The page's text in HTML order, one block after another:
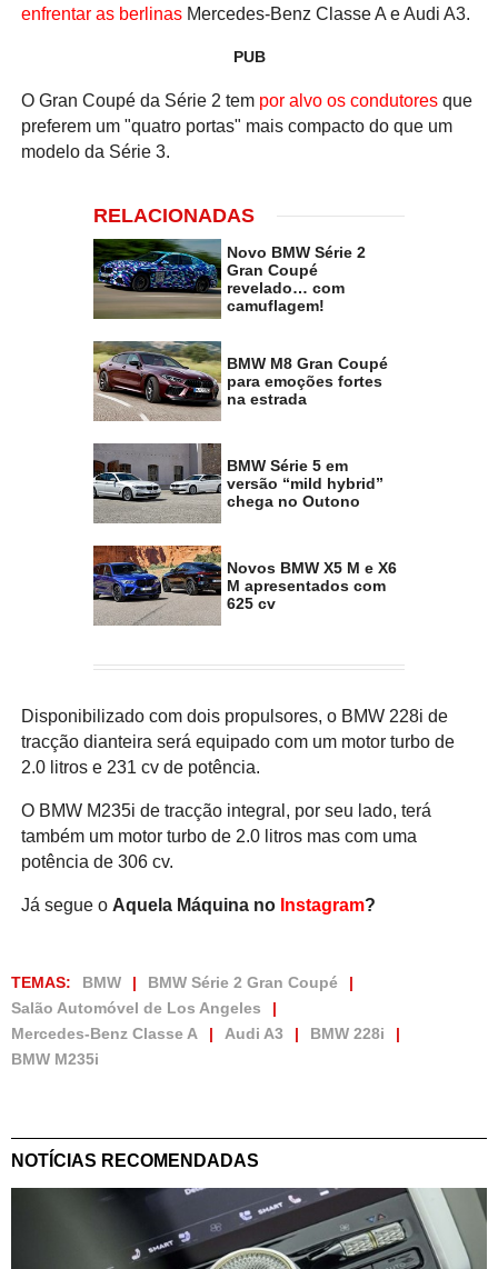
enfrentar as berlinasMercedes-Benz Classe A e Audi A3.
PUB
O Gran Coupé da Série 2 tem por alvo os condutoresque
preferem um "quatro portas" mais compacto do que um
modelo da Série 3.
RELACIONADAS
Novo BMW Série 2
Gran Coupé
revelado… com
camuflagem!
BMW M8 Gran Coupé
para emoções fortes
na estrada
BMW Série 5 em
versão “mild hybrid”
chega no Outono
Novos BMW X5 M e X6
M apresentados com
625 cv
Disponibilizado com dois propulsores, o BMW 228i de
tracção dianteira será equipado com um motor turbo de
2.0 litros e 231 cv de potência.
O BMW M235i de tracção integral, por seu lado, terá
também um motor turbo de 2.0 litros mas com uma
potência de 306 cv.
Já segue o Aquela Máquina no Instagram?
TEMAS: BMW
BMW Série 2 Gran Coupé
Salão Automóvel de Los Angeles
Mercedes-Benz Classe A
Audi A3
BMW 228i
BMW M235i
NOTÍCIAS RECOMENDADAS